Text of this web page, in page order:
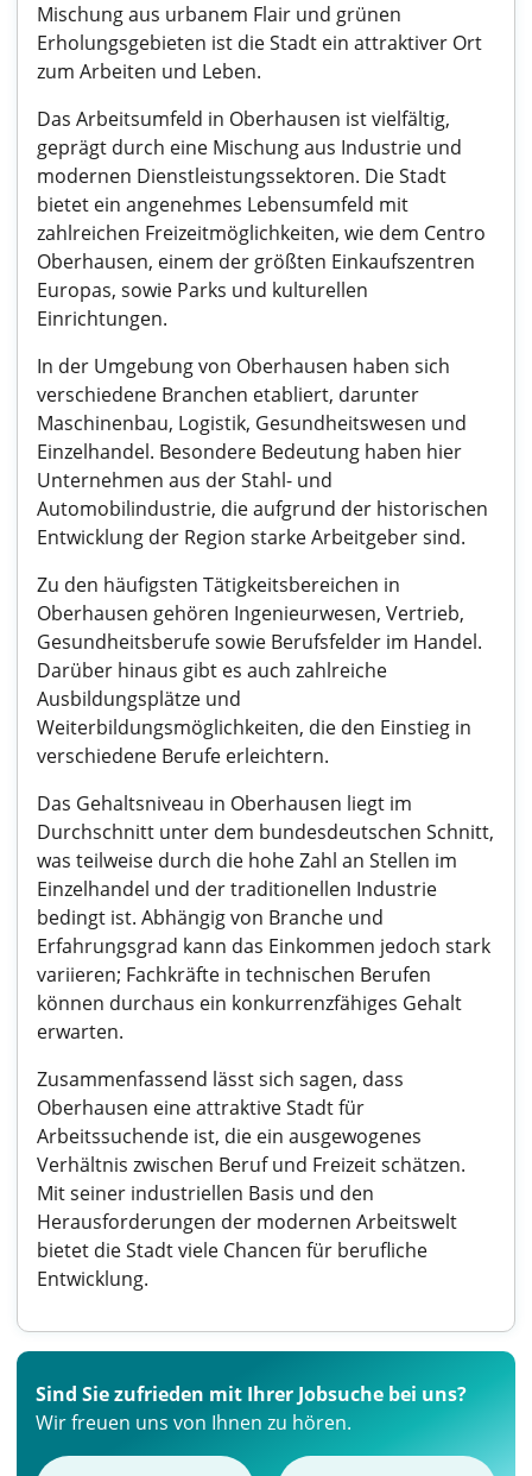
Mischung aus urbanem Flair und grünen
Erholungsgebieten ist die Stadt ein attraktiver Ort
zum Arbeiten und Leben.
Das Arbeitsumfeld in Oberhausen ist vielfältig,
geprägt durch eine Mischung aus Industrie und
modernen Dienstleistungssektoren. Die Stadt
bietet ein angenehmes Lebensumfeld mit
zahlreichen Freizeitmöglichkeiten, wie dem Centro
Oberhausen, einem der größten Einkaufszentren
Europas, sowie Parks und kulturellen
Einrichtungen.
In der Umgebung von Oberhausen haben sich
verschiedene Branchen etabliert, darunter
Maschinenbau, Logistik, Gesundheitswesen und
Einzelhandel. Besondere Bedeutung haben hier
Unternehmen aus der Stahl- und
Automobilindustrie, die aufgrund der historischen
Entwicklung der Region starke Arbeitgeber sind.
Zu den häufigsten Tätigkeitsbereichen in
Oberhausen gehören Ingenieurwesen, Vertrieb,
Gesundheitsberufe sowie Berufsfelder im Handel.
Darüber hinaus gibt es auch zahlreiche
Ausbildungsplätze und
Weiterbildungsmöglichkeiten, die den Einstieg in
verschiedene Berufe erleichtern.
Das Gehaltsniveau in Oberhausen liegt im
Durchschnitt unter dem bundesdeutschen Schnitt,
was teilweise durch die hohe Zahl an Stellen im
Einzelhandel und der traditionellen Industrie
bedingt ist. Abhängig von Branche und
Erfahrungsgrad kann das Einkommen jedoch stark
variieren; Fachkräfte in technischen Berufen
können durchaus ein konkurrenzfähiges Gehalt
erwarten.
Zusammenfassend lässt sich sagen, dass
Oberhausen eine attraktive Stadt für
Arbeitssuchende ist, die ein ausgewogenes
Verhältnis zwischen Beruf und Freizeit schätzen.
Mit seiner industriellen Basis und den
Herausforderungen der modernen Arbeitswelt
bietet die Stadt viele Chancen für berufliche
Entwicklung.
Sind Sie zufrieden mit Ihrer Jobsuche bei uns?
Wir freuen uns von Ihnen zu hören.